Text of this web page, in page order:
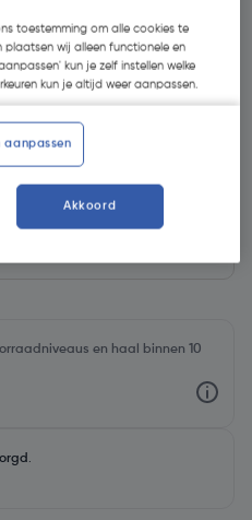
en haal binnen 10
.
toestemming om alle cookies te
plaatsen wij alleen functionele en
kun je zelf instellen welke
kun je altijd weer aanpassen.
aanpassen
Akkoord